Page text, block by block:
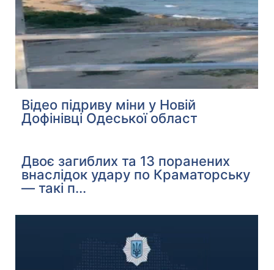
Відео підриву міни у Новій
Дофінівці Одеської област
Двоє загиблих та 13 поранених
внаслідок удару по Краматорську
— такі п...